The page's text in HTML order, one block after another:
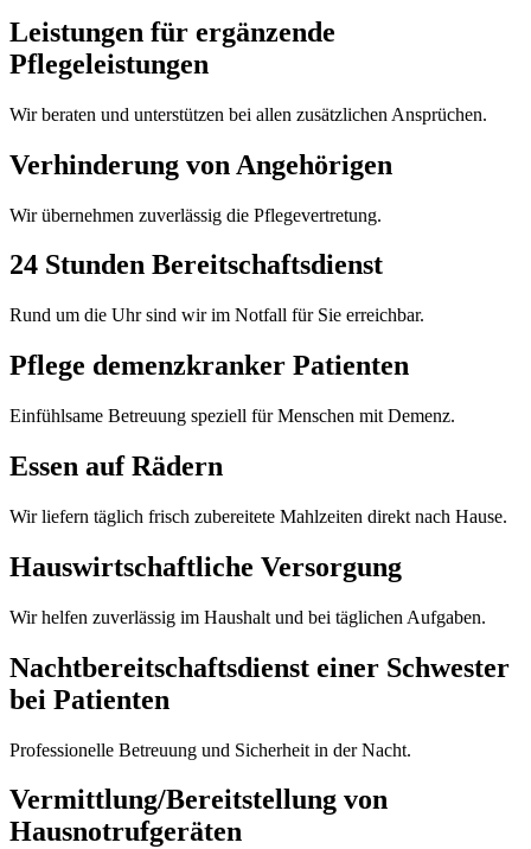
Leistungen für ergänzende
Pflegeleistungen
Wir beraten und unterstützen bei allen zusätzlichen Ansprüchen.
Verhinderung von Angehörigen
Wir übernehmen zuverlässig die Pflegevertretung.
24 Stunden Bereitschaftsdienst
Rund um die Uhr sind wir im Notfall für Sie erreichbar.
Pflege demenzkranker Patienten
Einfühlsame Betreuung speziell für Menschen mit Demenz.
Essen auf Rädern
Wir liefern täglich frisch zubereitete Mahlzeiten direkt nach Hause.
Hauswirtschaftliche Versorgung
Wir helfen zuverlässig im Haushalt und bei täglichen Aufgaben.
Nachtbereitschaftsdienst einer Schwester
bei Patienten
Professionelle Betreuung und Sicherheit in der Nacht.
Vermittlung/Bereitstellung von
Hausnotrufgeräten